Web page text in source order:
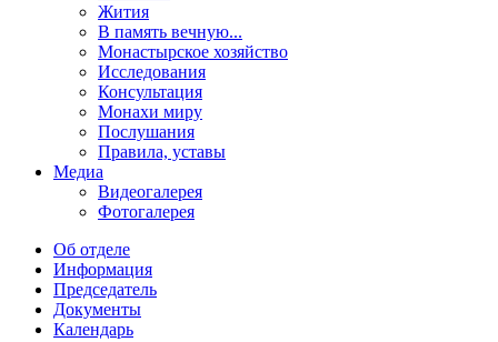
Жития
В память вечную...
Монастырское хозяйство
Исследования
Консультация
Монахи миру
Послушания
Правила, уставы
Медиа
Видеогалерея
Фотогалерея
Об отделе
Информация
Председатель
Документы
Календарь